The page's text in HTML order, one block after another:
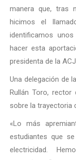
manera que, tras
hicimos el
identificamos
hacer esta
presidenta de la
Una delegación de
Rullán Toro, rector
sobre la trayectoria
«Lo más
estudiantes que
electricidad.